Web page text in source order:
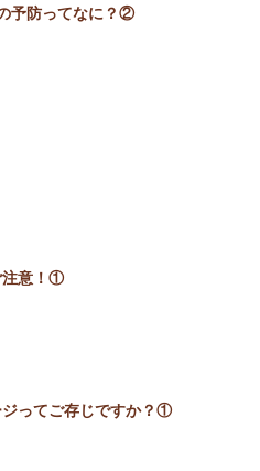
予防ってなに？②
注意！①
ってご存じですか？①